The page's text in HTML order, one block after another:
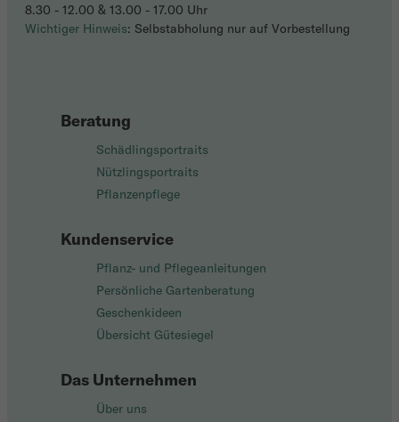
Beratung
Schädlingsportraits
Nützlingsportraits
Pflanzenpflege
Kundenservice
Pflanz- und Pflegeanleitungen
Persönliche Gartenberatung
Geschenkideen
Übersicht Gütesiegel
Das Unternehmen
Über uns
8.30 - 12.00 & 13.00 - 17.00 Uhr
Wichtiger Hinweis: Selbstabholung nur auf Vorbestellung